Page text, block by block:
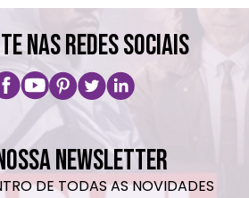
Não
NAS REDES SOCIAIS
NEWSLETTER
DE TODAS AS NOVIDADES